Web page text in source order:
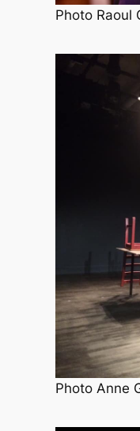
Photo Raoul
Photo Anne